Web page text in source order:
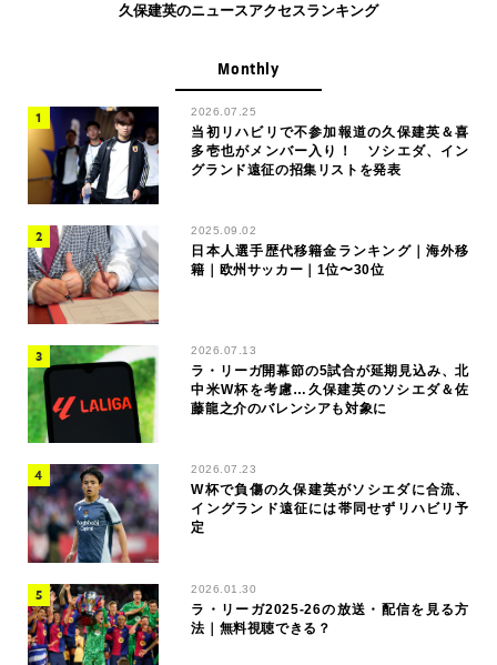
久保建英のニュースアクセスランキング
Monthly
2026.07.25
当初リハビリで不参加報道の久保建英＆喜
多壱也がメンバー入り！ ソシエダ、イン
グランド遠征の招集リストを発表
2025.09.02
日本人選手歴代移籍金ランキング｜海外移
籍｜欧州サッカー｜1位〜30位
2026.07.13
ラ・リーガ開幕節の5試合が延期見込み、北
中米W杯を考慮…久保建英のソシエダ＆佐
藤龍之介のバレンシアも対象に
2026.07.23
W杯で負傷の久保建英がソシエダに合流、
イングランド遠征には帯同せずリハビリ予
定
2026.01.30
ラ・リーガ2025-26の放送・配信を見る方
法｜無料視聴できる？